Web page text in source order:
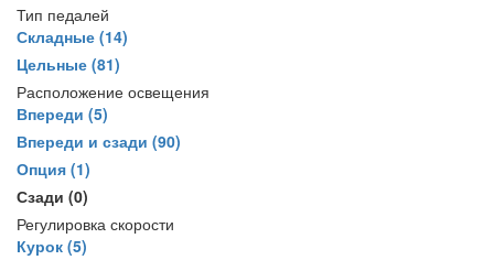
Тип педалей
Складные (14)
Цельные (81)
Расположение освещения
Впереди (5)
Впереди и сзади (90)
Опция (1)
Сзади (0)
Регулировка скорости
Курок (5)